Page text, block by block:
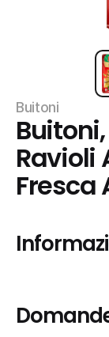
Buitoni
Ravioli
Fresca